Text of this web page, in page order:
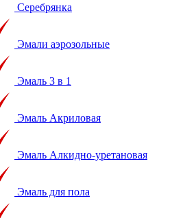
Серебрянка
Эмали аэрозольные
Эмаль 3 в 1
Эмаль Акриловая
Эмаль Алкидно-уретановая
Эмаль для пола